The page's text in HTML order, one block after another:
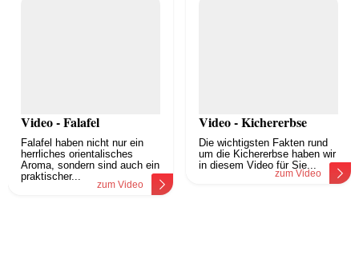
Video - Falafel
Falafel haben nicht nur ein
herrliches orientalisches
Aroma, sondern sind auch ein
praktischer...
zum Video
Video - Kichererbse
Die wichtigsten Fakten rund
um die Kichererbse haben wir
in diesem Video für Sie...
zum Video